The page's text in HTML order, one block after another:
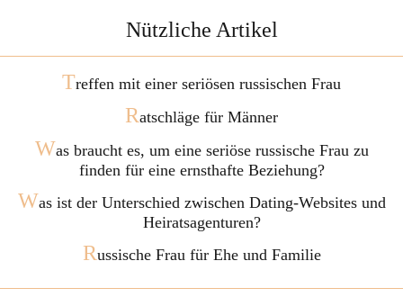
Nützliche Artikel
Treffen mit einer seriösen russischen Frau
Ratschläge für Männer
Was braucht es, um eine seriöse russische Frau zu
finden für eine ernsthafte Beziehung?
Was ist der Unterschied zwischen Dating-Websites und
Heiratsagenturen?
Russische Frau für Ehe und Familie